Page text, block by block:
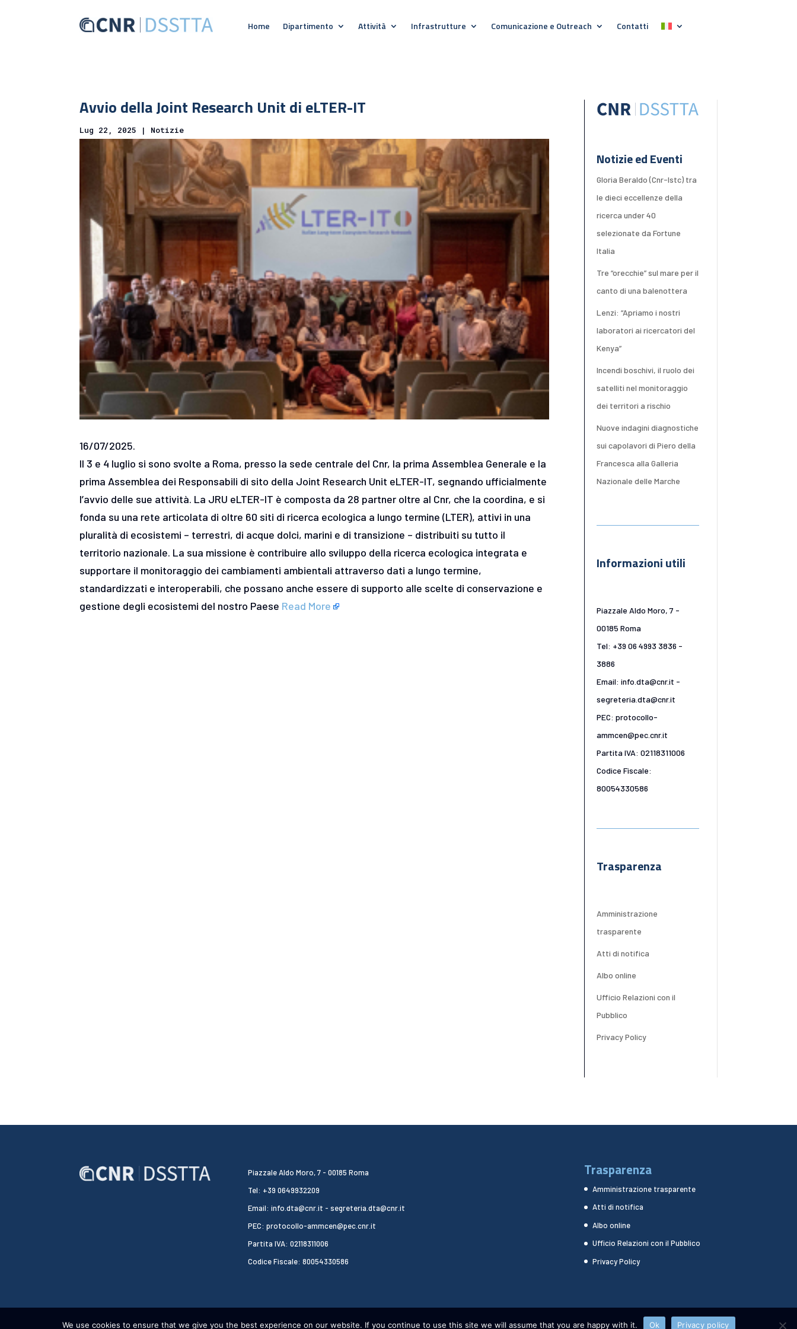
Home Dipartimento Attività Infrastrutture Comunicazione e Outreach Contatti
Avvio della Joint Research Unit di eLTER-IT
Lug 22, 2025 | Notizie
16/07/2025.
Il 3 e 4 luglio si sono svolte a Roma, presso la sede centrale del Cnr, la prima Assemblea Generale e la
prima Assemblea dei Responsabili di sito della Joint Research Unit eLTER-IT, segnando ufficialmente
l’avvio delle sue attività. La JRU eLTER-IT è composta da 28 partner oltre al Cnr, che la coordina, e si
fonda su una rete articolata di oltre 60 siti di ricerca ecologica a lungo termine (LTER), attivi in una
pluralità di ecosistemi – terrestri, di acque dolci, marini e di transizione – distribuiti su tutto il
territorio nazionale. La sua missione è contribuire allo sviluppo della ricerca ecologica integrata e
supportare il monitoraggio dei cambiamenti ambientali attraverso dati a lungo termine,
standardizzati e interoperabili, che possano anche essere di supporto alle scelte di conservazione e
gestione degli ecosistemi del nostro Paese Read More
Notizie ed Eventi
Gloria Beraldo (Cnr-Istc) tra
le dieci eccellenze della
ricerca under 40
selezionate da Fortune
Italia
Tre “orecchie” sul mare per il
canto di una balenottera
Lenzi: “Apriamo i nostri
laboratori ai ricercatori del
Kenya”
Incendi boschivi, il ruolo dei
satelliti nel monitoraggio
dei territori a rischio
Nuove indagini diagnostiche
sui capolavori di Piero della
Francesca alla Galleria
Nazionale delle Marche
Informazioni utili
Piazzale Aldo Moro, 7 -
00185 Roma
Tel: +39 06 4993 3836 -
3886
Email: info.dta@cnr.it -
segreteria.dta@cnr.it
PEC: protocollo-
ammcen@pec.cnr.it
Partita IVA: 02118311006
Codice Fiscale:
80054330586
Trasparenza
Amministrazione
trasparente
Atti di notifica
Albo online
Ufficio Relazioni con il
Pubblico
Privacy Policy
Piazzale Aldo Moro, 7 - 00185 Roma
Tel: +39 0649932209
Email: info.dta@cnr.it - segreteria.dta@cnr.it
PEC: protocollo-ammcen@pec.cnr.it
Partita IVA: 02118311006
Codice Fiscale: 80054330586
Trasparenza
Amministrazione trasparente
Atti di notifica
Albo online
Ufficio Relazioni con il Pubblico
Privacy Policy
CNR DSSTTA 2024 - WEBDESIGN:HEAP DESIGN
We use cookies to ensure that we give you the best experience on our website. If you continue to use this site we will assume that you are happy with it. Ok Privacy policy